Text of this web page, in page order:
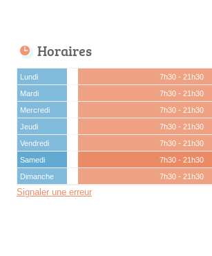
Horaires
Lundi
7h30 - 21h30
Mardi
7h30 - 21h30
Mercredi
7h30 - 21h30
Jeudi
7h30 - 21h30
Vendredi
7h30 - 21h30
Samedi
7h30 - 21h30
Dimanche
7h30 - 21h30
Signaler une erreur